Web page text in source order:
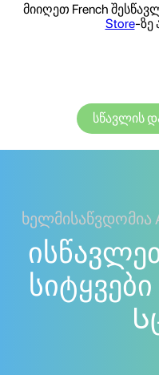
მიიღეთ French
Store-ზე
სწავლის
ხელმისაწვდომია